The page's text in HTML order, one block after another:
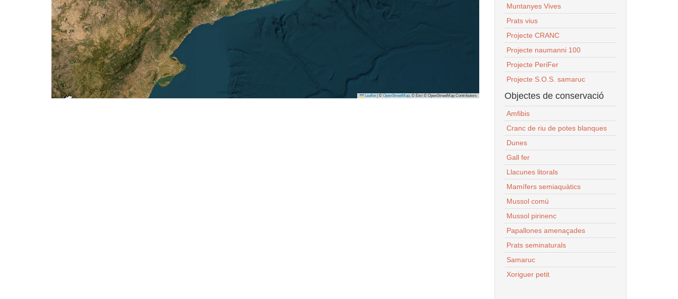
Leaflet © OpenStreetMap, © Esri © OpenStreetMap Contributors
Muntanyes Vives
Prats vius
Projecte CRANC
Projecte naumanni 100
Projecte PeriFer
Projecte S.O.S. samaruc
Objectes de conservació
Amfibis
Cranc de riu de potes blanques
Dunes
Gall fer
Llacunes litorals
Mamífers semiaquàtics
Mussol comú
Mussol pirinenc
Papallones amenaçades
Prats seminaturals
Samaruc
Xoriguer petit